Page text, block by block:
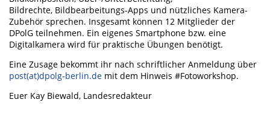
Bildrechte, Bildbearbeitungs-Apps und nützliches Kamera-
Zubehör sprechen. Insgesamt können 12 Mitglieder der
DPolG teilnehmen. Ein eigenes Smartphone bzw. eine
Digitalkamera wird für praktische Übungen benötigt.
Eine Zusage bekommt ihr nach schriftlicher Anmeldung über
post(at)dpolg-berlin.de mit dem Hinweis #Fotoworkshop.
Euer Kay Biewald, Landesredakteur